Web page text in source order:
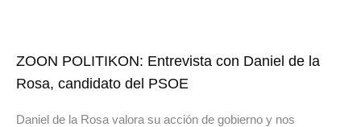
ZOON POLITIKON: Entrevista con Daniel de la
Rosa, candidato del PSOE
Daniel de la Rosa valora su acción de gobierno y nos